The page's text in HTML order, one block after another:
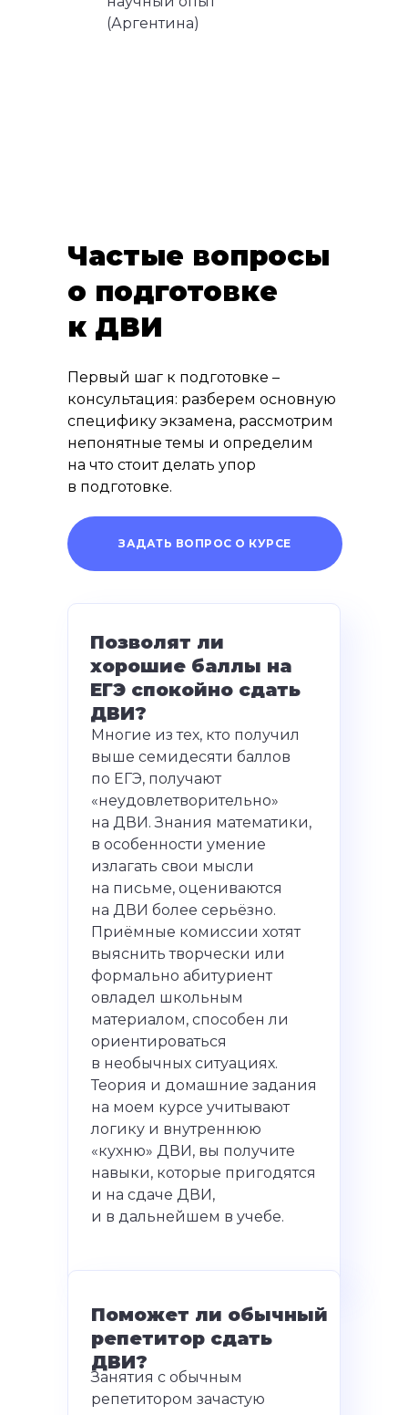
(Аргентина)
Позволят ли
хорошие баллы на
ЕГЭ спокойно сдать
ДВИ?
Многие из тех, кто получил
выше семидесяти баллов
по ЕГЭ, получают
«неудовлетворительно»
на ДВИ. Знания математики,
в особенности умение
излагать свои мысли
на письме, оцениваются
на ДВИ более серьёзно.
Приёмные комиссии хотят
выяснить творчески или
формально абитуриент
овладел школьным
материалом, способен ли
ориентироваться
в необычных ситуациях.
Теория и домашние задания
на моем курсе учитывают
логику и внутреннюю
«кухню» ДВИ, вы получите
навыки, которые пригодятся
и на сдаче ДВИ,
и в дальнейшем в учебе.
Частые вопросы
о подготовке
к ДВИ
Первый шаг к подготовке –
консультация: разберем основную
специфику экзамена, рассмотрим
непонятные темы и определим
на что стоит делать упор
в подготовке.
ЗАДАТЬ ВОПРОС О КУРСЕ
Поможет ли обычный
репетитор сдать
ДВИ?
Занятия с обычным
репетитором зачастую